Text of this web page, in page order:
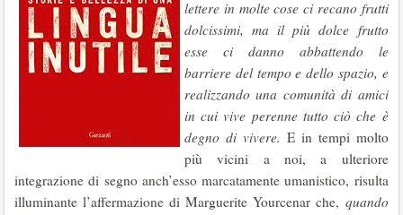
lettere in molte cose ci recano frutti
dolcissimi, ma il più dolce frutto
esse ci danno abbattendo le
barriere del tempo e dello spazio, e
realizzando una comunità di amici
in cui vive perenne tutto ciò che è
degno di vivere. E in tempi molto
più vicini a noi, a ulteriore
integrazione di segno anch’esso marcatamente umanistico, risulta
illuminante l’affermazione di Marguerite Yourcenar che, quando